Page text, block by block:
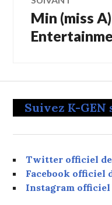
Article
Suivant:
Min (miss
Suivez K-
Twitter officiel de
Facebook officiel
Instagram officiel